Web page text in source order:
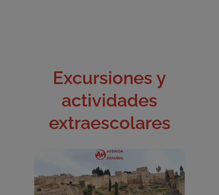
Excursiones y
actividades
extraescolares